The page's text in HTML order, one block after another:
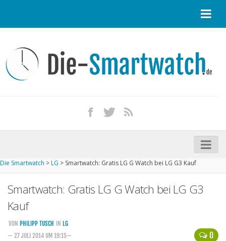
Kontakt / Tipp geben
Impressum
iPhone kaufen
Startseite
Aktuelle Smartwatches im Test
Kommende Smartwatches
Marken und Modelle
Die Smartwatch >LG > Smartwatch: Gratis LG G Watch bei LG G3 Kauf
Smartwatch: Gratis LG G Watch bei LG G3
Kauf
0
VON PHILIPP TUSCH IN LG
— 27 JULI 2014 UM 19:15—